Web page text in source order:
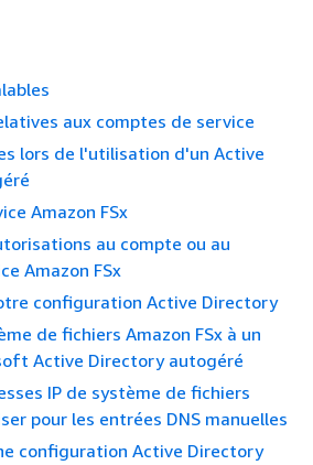
aux comptes de service
lors de l'utilisation d'un Active
Amazon FSx
au compte ou au
Amazon FSx
configuration Active Directory
de fichiers Amazon FSx à un
Active Directory autogéré
IP de système de fichiers
pour les entrées DNS manuelles
configuration Active Directory